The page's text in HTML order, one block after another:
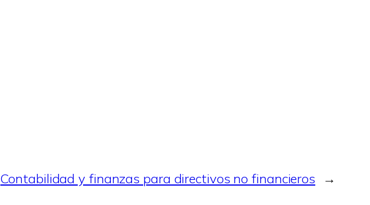
Contabilidad y finanzas para directivos no financieros →